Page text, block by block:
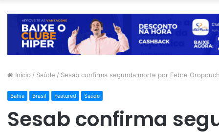
Início / Saúde / Sesab confirma segunda morte por Febre
Bahia Brasil Featured Saúde
Sesab confirma